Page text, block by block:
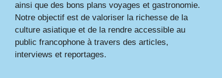
ainsi que des bons plans voyages et gastronomie.
Notre objectif est de valoriser la richesse de la
culture asiatique et de la rendre accessible au
public francophone à travers des articles,
interviews et reportages.